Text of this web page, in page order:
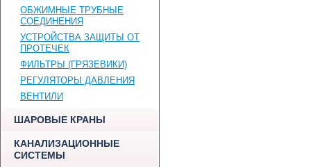
ОБЖИМНЫЕ ТРУБНЫЕ
СОЕДИНЕНИЯ
УСТРОЙСТВА ЗАЩИТЫ ОТ
ПРОТЕЧЕК
ФИЛЬТРЫ (ГРЯЗЕВИКИ)
РЕГУЛЯТОРЫ ДАВЛЕНИЯ
ВЕНТИЛИ
ШАРОВЫЕ КРАНЫ
КАНАЛИЗАЦИОННЫЕ
СИСТЕМЫ